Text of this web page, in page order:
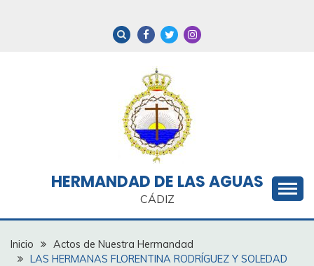
HERMANDAD DE LAS AGUAS
CÁDIZ
Inicio
Actos de Nuestra Hermandad
LAS HERMANAS FLORENTINA RODRÍGUEZ Y SOLEDAD